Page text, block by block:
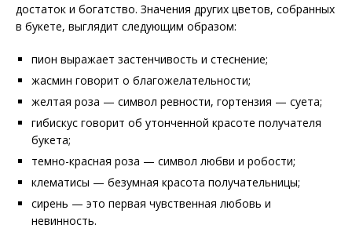
достаток и богатство. Значения других цветов, собранных
в букете, выглядит следующим образом:
пион выражает застенчивость и стеснение;
жасмин говорит о благожелательности;
желтая роза — символ ревности, гортензия — суета;
гибискус говорит об утонченной красоте получателя
букета;
темно-красная роза — символ любви и робости;
клематисы — безумная красота получательницы;
сирень — это первая чувственная любовь и
невинность.